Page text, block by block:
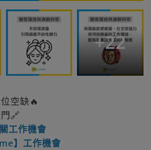
+22
空缺🔥
🔗
工作機會
】工作機會